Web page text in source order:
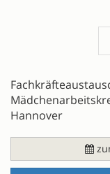
BESCHREIBUNG
Hannover